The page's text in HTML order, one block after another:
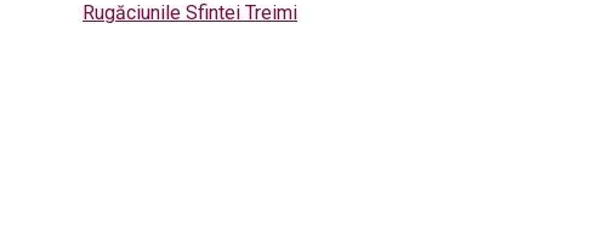
Rugăciunile Sfintei Treimi